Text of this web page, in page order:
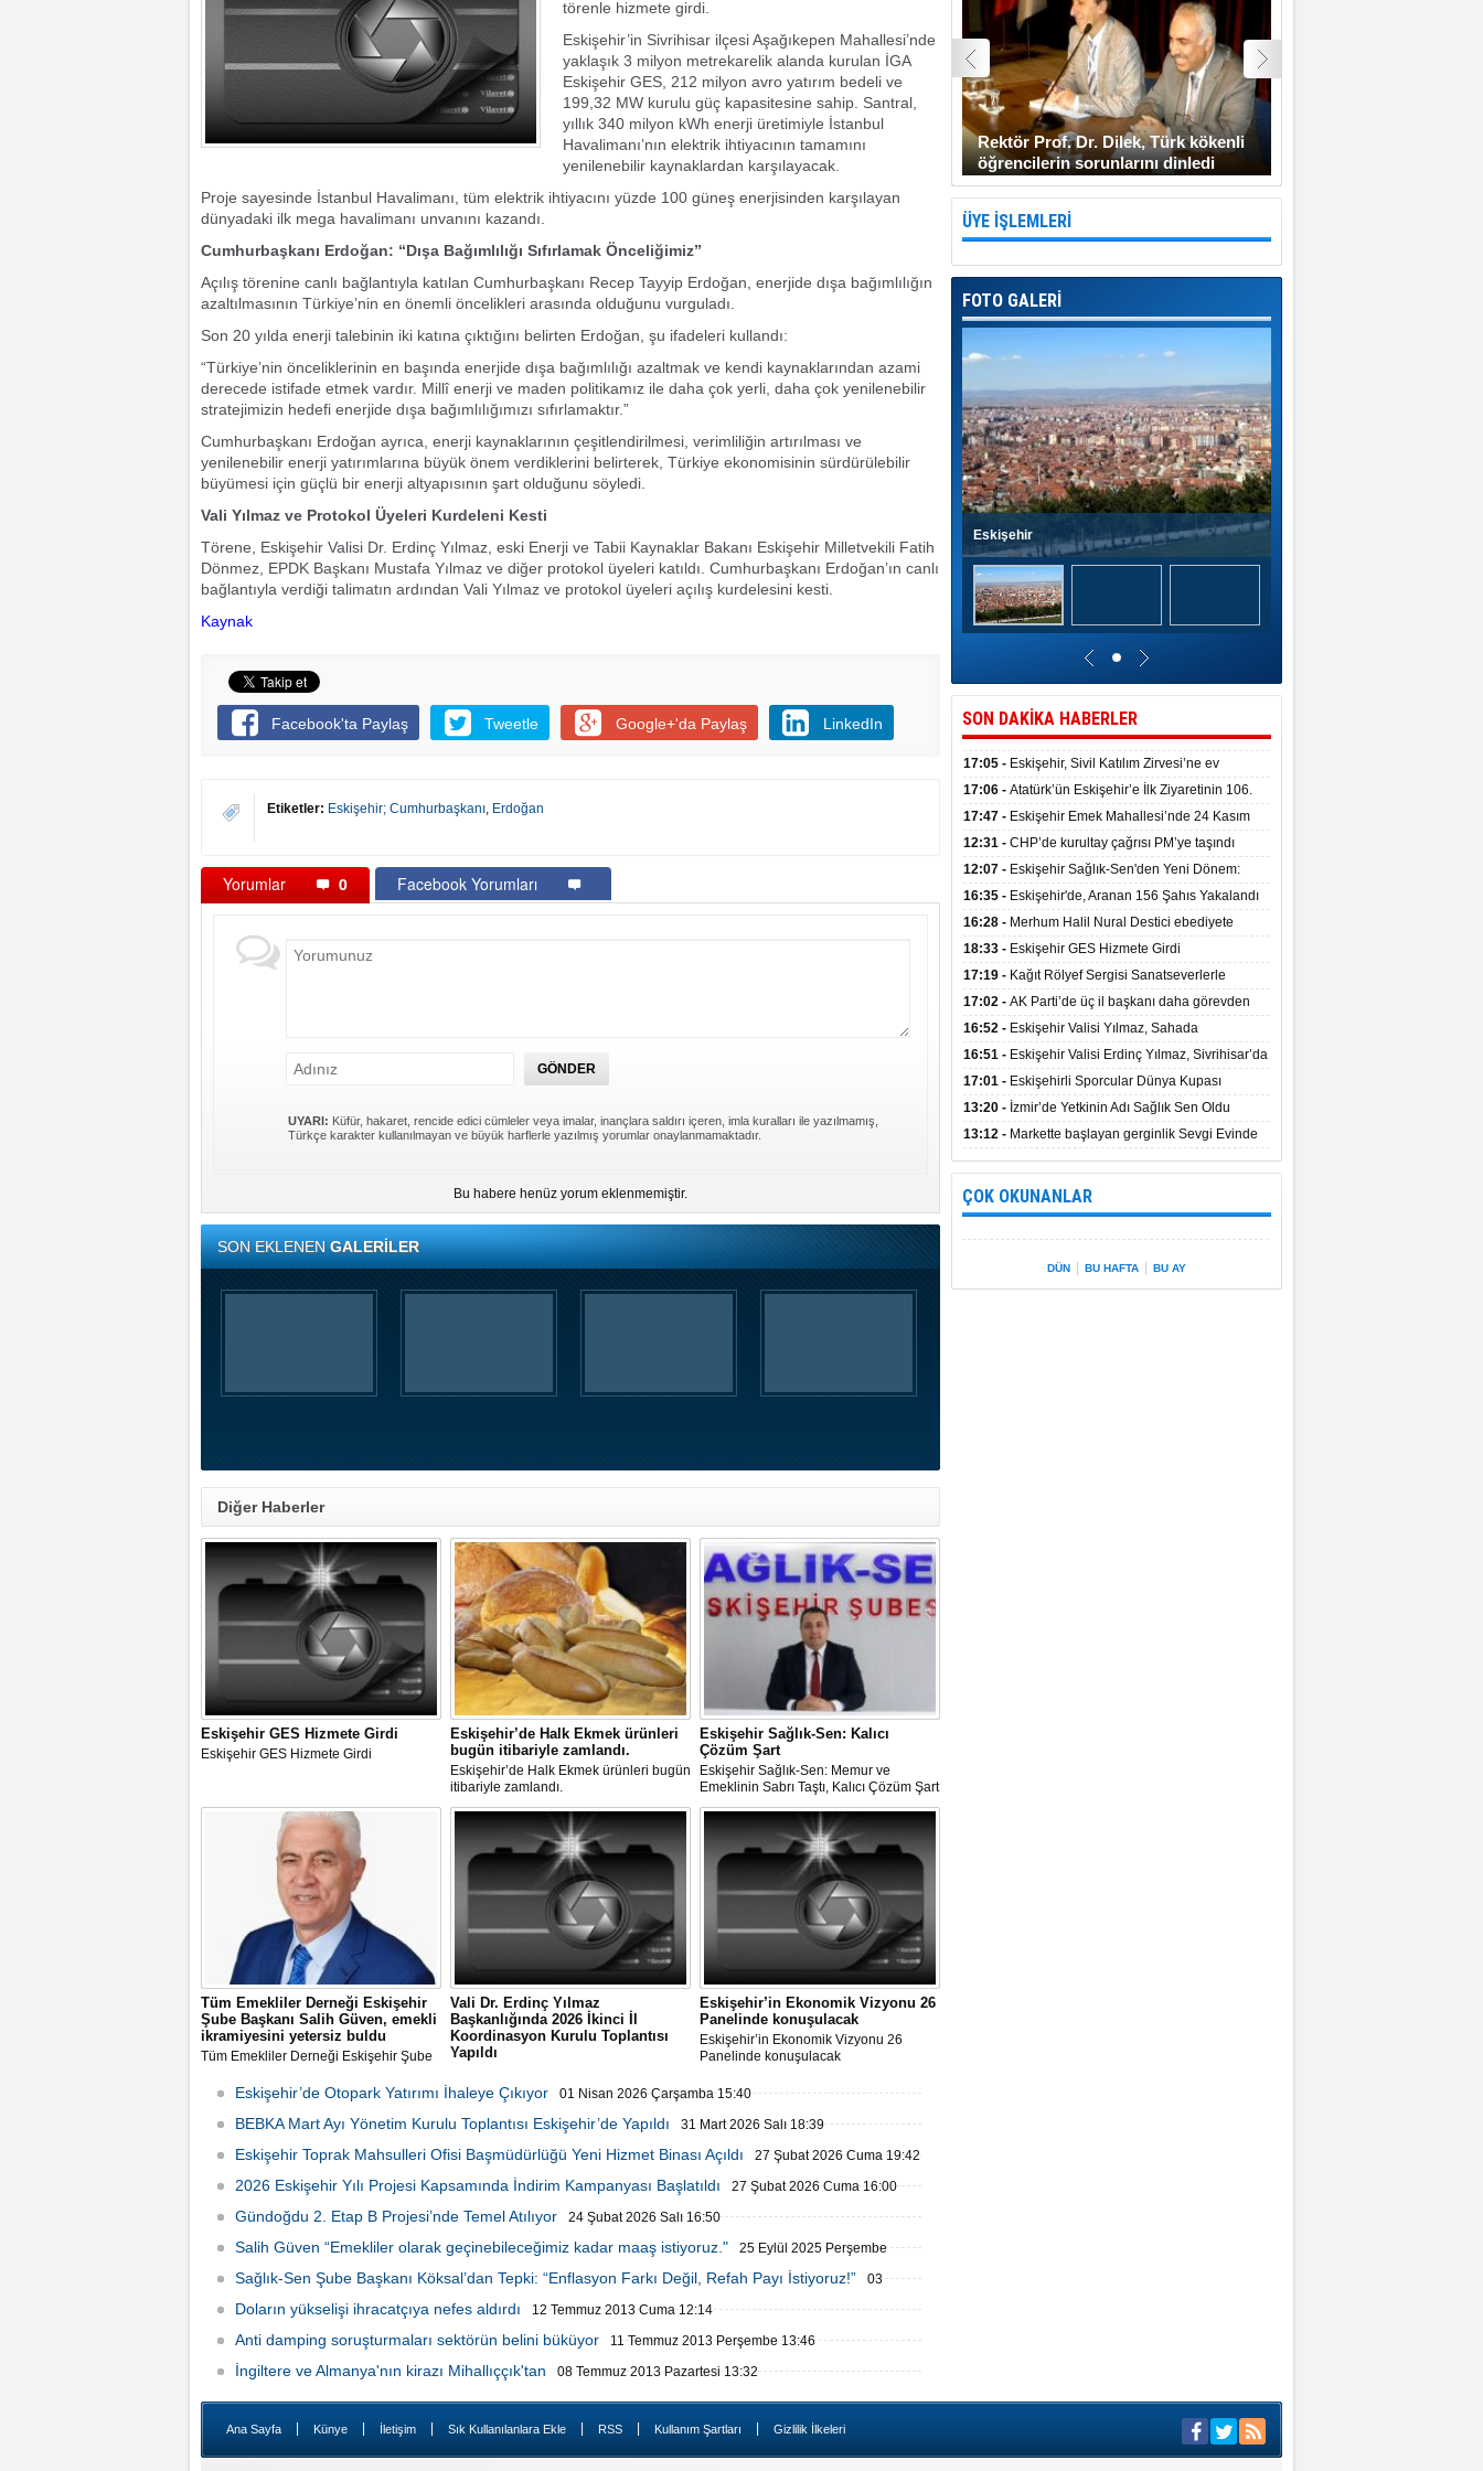
törenle hizmete girdi.
Eskişehir’in Sivrihisar ilçesi Aşağıkepen Mahallesi’nde
yaklaşık 3 milyon metrekarelik alanda kurulan İGA
Eskişehir GES, 212 milyon avro yatırım bedeli ve
199,32 MW kurulu güç kapasitesine sahip. Santral,
yıllık 340 milyon kWh enerji üretimiyle İstanbul
Havalimanı’nın elektrik ihtiyacının tamamını
yenilenebilir kaynaklardan karşılayacak.
Proje sayesinde İstanbul Havalimanı, tüm elektrik ihtiyacını yüzde 100 güneş enerjisinden karşılayan
dünyadaki ilk mega havalimanı unvanını kazandı.
Cumhurbaşkanı Erdoğan: “Dışa Bağımlılığı Sıfırlamak Önceliğimiz”
Açılış törenine canlı bağlantıyla katılan Cumhurbaşkanı Recep Tayyip Erdoğan, enerjide dışa bağımlılığın
azaltılmasının Türkiye’nin en önemli öncelikleri arasında olduğunu vurguladı.
Son 20 yılda enerji talebinin iki katına çıktığını belirten Erdoğan, şu ifadeleri kullandı:
“Türkiye’nin önceliklerinin en başında enerjide dışa bağımlılığı azaltmak ve kendi kaynaklarından azami
derecede istifade etmek vardır. Millî enerji ve maden politikamız ile daha çok yerli, daha çok yenilenebilir
stratejimizin hedefi enerjide dışa bağımlılığımızı sıfırlamaktır.”
Cumhurbaşkanı Erdoğan ayrıca, enerji kaynaklarının çeşitlendirilmesi, verimliliğin artırılması ve
yenilenebilir enerji yatırımlarına büyük önem verdiklerini belirterek, Türkiye ekonomisinin sürdürülebilir
büyümesi için güçlü bir enerji altyapısının şart olduğunu söyledi.
Vali Yılmaz ve Protokol Üyeleri Kurdeleni Kesti
Törene, Eskişehir Valisi Dr. Erdinç Yılmaz, eski Enerji ve Tabii Kaynaklar Bakanı Eskişehir Milletvekili Fatih
Dönmez, EPDK Başkanı Mustafa Yılmaz ve diğer protokol üyeleri katıldı. Cumhurbaşkanı Erdoğan’ın canlı
bağlantıyla verdiği talimatın ardından Vali Yılmaz ve protokol üyeleri açılış kurdelesini kesti.
Kaynak
Facebook'ta Paylaş Tweetle Google+'da Paylaş LinkedIn
Etiketler: Eskişehir; Cumhurbaşkanı, Erdoğan
Yorumlar 0 Facebook Yorumları
UYARI: Küfür, hakaret, rencide edici cümleler veya imalar, inançlara saldırı içeren, imla kuralları ile yazılmamış,
Türkçe karakter kullanılmayan ve büyük harflerle yazılmış yorumlar onaylanmamaktadır.
Bu habere henüz yorum eklenmemiştir.
SON EKLENENGALERİLER
Diğer Haberler
Eskişehir GES Hizmete Girdi
Eskişehir GES Hizmete Girdi
Eskişehir’de Halk Ekmek ürünleri
bugün itibariyle zamlandı.
Eskişehir’de Halk Ekmek ürünleri bugün
itibariyle zamlandı.
Eskişehir Sağlık-Sen: Kalıcı
Çözüm Şart
Eskişehir Sağlık-Sen: Memur ve
Emeklinin Sabrı Taştı, Kalıcı Çözüm Şart
Tüm Emekliler Derneği Eskişehir
Şube Başkanı Salih Güven, emekli
ikramiyesini yetersiz buldu
Tüm Emekliler Derneği Eskişehir Şube
ikramiyesini yetersiz bularak sert
eleştirilerde bulundu.
Vali Dr. Erdinç Yılmaz
Başkanlığında 2026 İkinci İl
Koordinasyon Kurulu Toplantısı
Yapıldı
2026 İkinci İl Koordinasyon Kurulu
Toplantısı Yapıldı
Eskişehir’in Ekonomik Vizyonu 26
Panelinde konuşulacak
Eskişehir’in Ekonomik Vizyonu 26
Panelinde konuşulacak
Eskişehir’de Otopark Yatırımı İhaleye Çıkıyor 01 Nisan 2026 Çarşamba 15:40
BEBKA Mart Ayı Yönetim Kurulu Toplantısı Eskişehir’de Yapıldı 31 Mart 2026 Salı 18:39
Eskişehir Toprak Mahsulleri Ofisi Başmüdürlüğü Yeni Hizmet Binası Açıldı 27 Şubat 2026 Cuma 19:42
2026 Eskişehir Yılı Projesi Kapsamında İndirim Kampanyası Başlatıldı 27 Şubat 2026 Cuma 16:00
Gündoğdu 2. Etap B Projesi’nde Temel Atılıyor 24 Şubat 2026 Salı 16:50
Salih Güven “Emekliler olarak geçinebileceğimiz kadar maaş istiyoruz."
25 Eylül 2025 Perşembe
Sağlık-Sen Şube Başkanı Köksal’dan Tepki: “Enflasyon Farkı Değil, Refah Payı İstiyoruz!”
03
Doların yükselişi ihracatçıya nefes aldırdı 12 Temmuz 2013 Cuma 12:14
Anti damping soruşturmaları sektörün belini büküyor 11 Temmuz 2013 Perşembe 13:46
İngiltere ve Almanya'nın kirazı Mihallıççık'tan 08 Temmuz 2013 Pazartesi 13:32
Rektör Prof. Dr. Dilek, Türk kökenli
öğrencilerin sorunlarını dinledi
ÜYE İŞLEMLERİ
FOTO GALERİ
Eskişehir
SON DAKİKA HABERLER
17:05 - Eskişehir, Sivil Katılım Zirvesi’ne ev
sahipliği yaptı.
17:06 - Atatürk’ün Eskişehir’e İlk Ziyaretinin 106.
Yılı Törenle Kutlandı
17:47 - Eskişehir Emek Mahallesi’nde 24 Kasım
İlkokulu törenle hizmete girdi
12:31 - CHP’de kurultay çağrısı PM’ye taşındı
12:07 - Eskişehir Sağlık-Sen'den Yeni Dönem:
Mazbata Teslim Alındı
16:35 - Eskişehir'de, Aranan 156 Şahıs Yakalandı
16:28 - Merhum Halil Nural Destici ebediyete
uğurlandı
18:33 - Eskişehir GES Hizmete Girdi
17:19 - Kağıt Rölyef Sergisi Sanatseverlerle
Buluştu
17:02 - AK Parti’de üç il başkanı daha görevden
alındı
16:52 - Eskişehir Valisi Yılmaz, Sahada
İncelemelerde Bulundu
16:51 - Eskişehir Valisi Erdinç Yılmaz, Sivrihisar’da
17:01 - Eskişehirli Sporcular Dünya Kupası
Başarılarını Vali Yılmaz’la Paylaştı
13:20 - İzmir’de Yetkinin Adı Sağlık Sen Oldu
13:12 - Markette başlayan gerginlik Sevgi Evinde
yara sardı.
ÇOK OKUNANLAR
DÜN BU HAFTA BU AY
Ana Sayfa Künye İletişim Sık Kullanılanlara Ekle RSS Kullanım Şartları Gizlilik İlkeleri